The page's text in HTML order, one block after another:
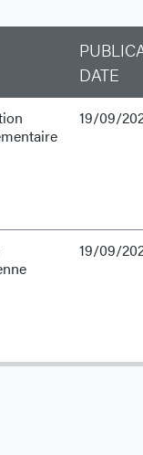
DATE
19/09/
19/09/